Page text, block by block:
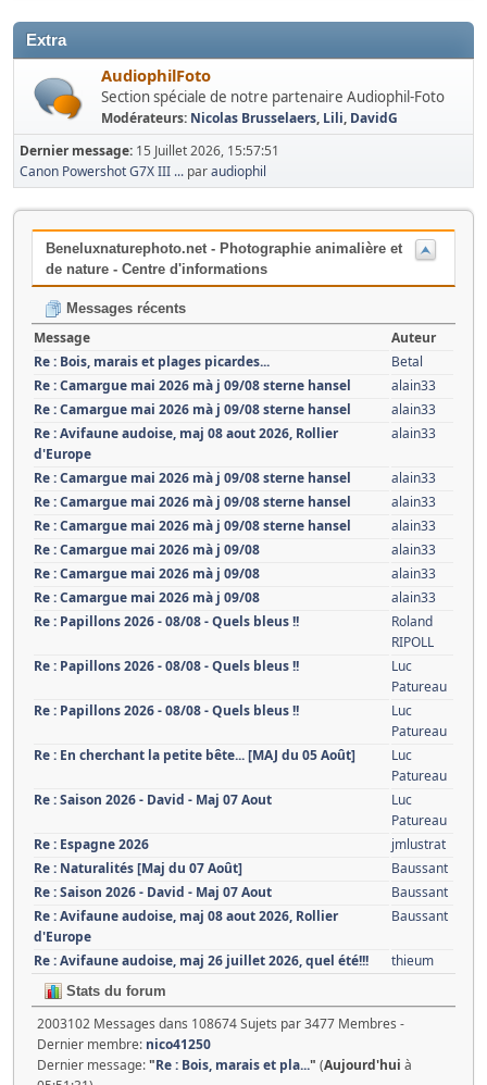
Extra
AudiophilFoto
Section spéciale de notre partenaire Audiophil-Foto
Modérateurs: Nicolas Brusselaers, Lili, DavidG
Dernier message: 15 Juillet 2026, 15:57:51
Canon Powershot G7X III ... paraudiophil
Beneluxnaturephoto.net - Photographie animalière et
de nature - Centre d'informations
Messages récents
Message
Auteur
Re : Bois, marais et plages picardes...
Betal
Re : Camargue mai 2026 mà j 09/08 sterne hansel
alain33
Re : Camargue mai 2026 mà j 09/08 sterne hansel
alain33
Re : Avifaune audoise, maj 08 aout 2026, Rollier
d'Europe
alain33
Re : Camargue mai 2026 mà j 09/08 sterne hansel
alain33
Re : Camargue mai 2026 mà j 09/08 sterne hansel
alain33
Re : Camargue mai 2026 mà j 09/08 sterne hansel
alain33
Re : Camargue mai 2026 mà j 09/08
alain33
Re : Camargue mai 2026 mà j 09/08
alain33
Re : Camargue mai 2026 mà j 09/08
alain33
Re : Papillons 2026 - 08/08 - Quels bleus !!
Roland
RIPOLL
Re : Papillons 2026 - 08/08 - Quels bleus !!
Luc
Patureau
Re : Papillons 2026 - 08/08 - Quels bleus !!
Luc
Patureau
Re : En cherchant la petite bête... [MAJ du 05 Août]
Luc
Patureau
Re : Saison 2026 - David - Maj 07 Aout
Luc
Patureau
Re : Espagne 2026
jmlustrat
Re : Naturalités [Maj du 07 Août]
Baussant
Re : Saison 2026 - David - Maj 07 Aout
Baussant
Re : Avifaune audoise, maj 08 aout 2026, Rollier
d'Europe
Baussant
Re : Avifaune audoise, maj 26 juillet 2026, quel été!!! thieum
Stats du forum
2003102 Messages dans 108674 Sujets par 3477 Membres -
Dernier membre: nico41250
Dernier message:"Re : Bois, marais et pla..." (Aujourd'hui à